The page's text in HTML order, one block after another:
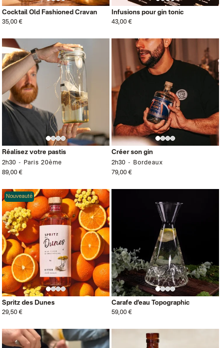
Cocktail Old Fashioned Cravan
35,00 €
Infusions pour gin tonic
43,00 €
Réalisez votre pastis
2h30
Paris 20ème
89,00 €
Créer son gin
2h30
Bordeaux
79,00 €
Nouveauté
Spritz des Dunes
29,50 €
Carafe d’eau Topographic
59,00 €